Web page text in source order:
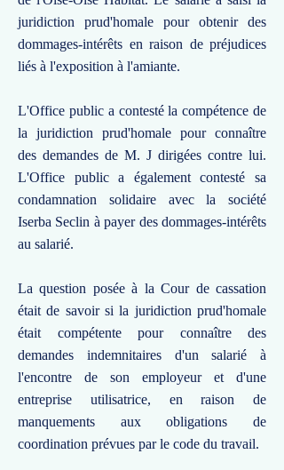
juridiction prud'homale pour obtenir des
dommages-intérêts en raison de préjudices
liés à l'exposition à l'amiante.
L'Office public a contesté la compétence de
la juridiction prud'homale pour connaître
des demandes de M. J dirigées contre lui.
L'Office public a également contesté sa
condamnation solidaire avec la société
Iserba Seclin à payer des dommages-intérêts
au salarié.
La question posée à la Cour de cassation
était de savoir si la juridiction prud'homale
était compétente pour connaître des
demandes indemnitaires d'un salarié à
l'encontre de son employeur et d'une
entreprise utilisatrice, en raison de
manquements aux obligations de
coordination prévues par le code du travail.